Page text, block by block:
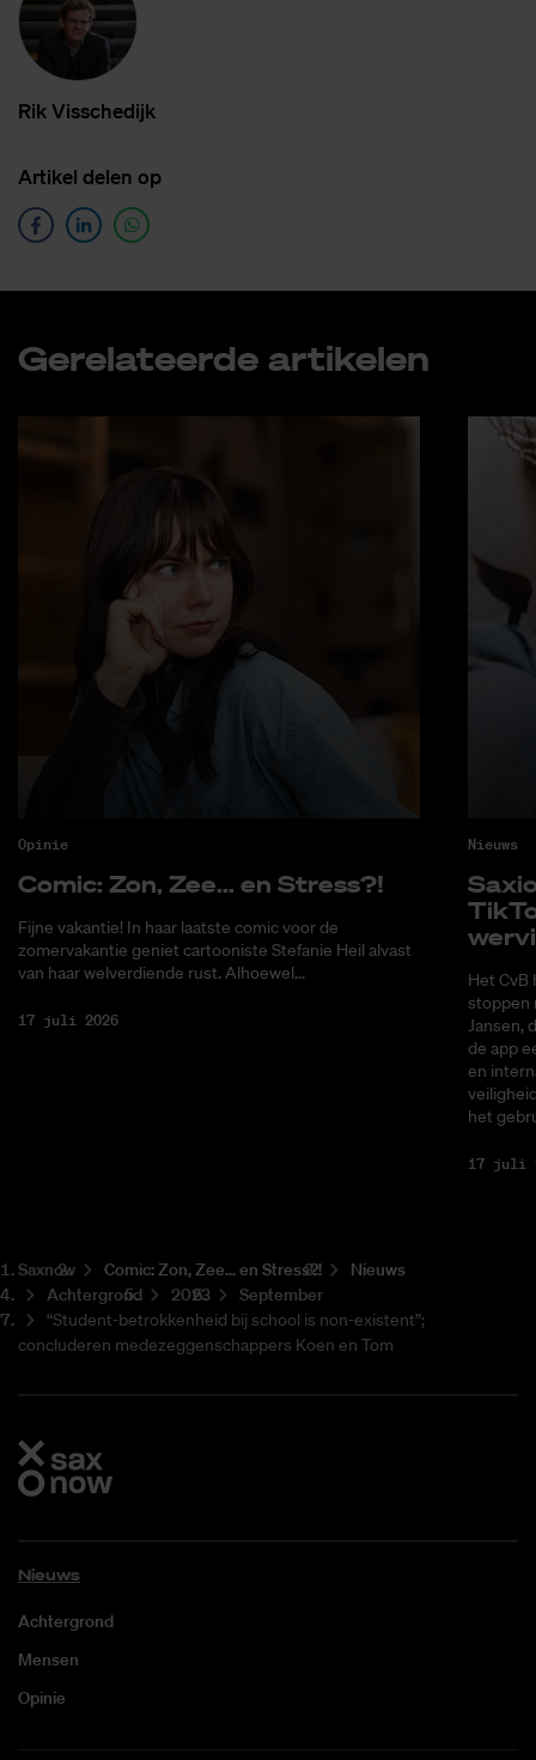
Rik Vis­sche­dijk
Ar­ti­kel de­len op
Ge­re­la­teer­de ar­ti­ke­len
Opinie
Co­mic: Zon, Zee... en Stress?!
Fijne vakantie! In haar laatste comic voor de
zomervakantie geniet cartooniste Stefanie Heil alvast
van haar welverdiende rust. Alhoewel...
17 juli 2026
Nieuws
Het CvB
stoppen
Jansen,
de app
en
het
17 juli
Saxnow Co­mic: Zon, Zee... en Stress?!
Nieuws
Achtergrond
2023
September
“Student-betrokkenheid bij school is non-existent”;
concluderen medezeggenschappers Koen en Tom
Nieuws
Achtergrond
Mensen
Opinie